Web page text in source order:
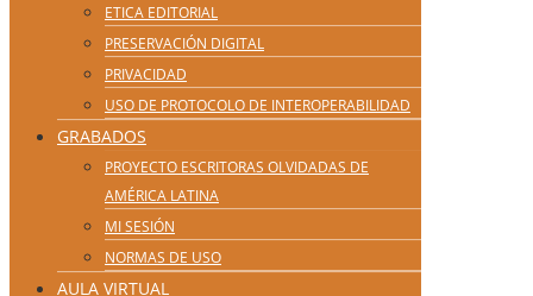
ETICA EDITORIAL
PRESERVACIÓN DIGITAL
PRIVACIDAD
USO DE PROTOCOLO DE INTEROPERABILIDAD
GRABADOS
PROYECTO ESCRITORAS OLVIDADAS DE
AMÉRICA LATINA
MI SESIÓN
NORMAS DE USO
AULA VIRTUAL